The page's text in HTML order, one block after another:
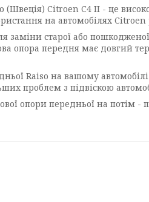
Citroen C4 II - це
на автомобілях
заміни старої або
опора передня має довгий
Raiso на вашому
проблем з підвіскою
опори передньої на потім -